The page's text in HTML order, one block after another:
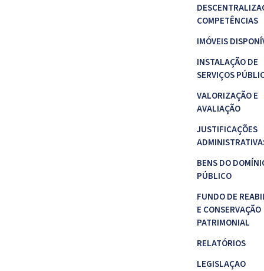
COMPETÊNCIAS
IMÓVEIS
INSTALAÇÃO DE
SERVIÇOS
VALORIZAÇÃO E
AVALIAÇÃO
JUSTIFICAÇÕES
BENS DO
PÚBLICO
FUNDO DE
E CONSERVAÇÃO
PATRIMONIAL
RELATÓRIOS
LEGISLAÇAO